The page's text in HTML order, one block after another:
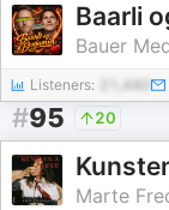
Baarli
Bauer
Listeners: 21,440
#95 20
Marte